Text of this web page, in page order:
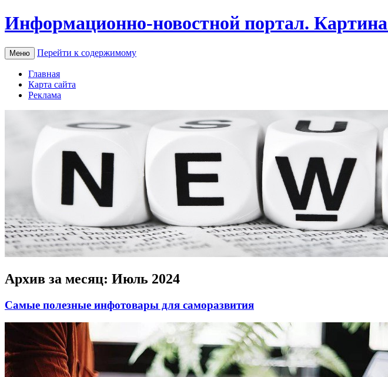
Информационно-новостной портал.
Меню Перейти к содержимому
Главная
Карта сайта
Реклама
Архив за месяц: Июль 2024
Самые полезные инфотовары для саморазвития